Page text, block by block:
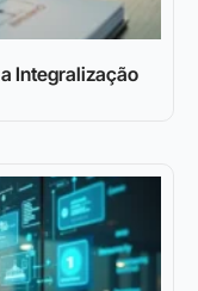
Integralização